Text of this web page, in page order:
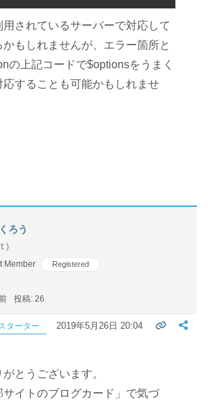
されているサーバーで対応して
かもしれませんが、エラー箇所と
の上記コードで$optionsをうまく
することも可能かもしれませ
ろう
t)
Member
Registered
投稿: 26
ターター 2019年5月26日 20:04
とうございます。
サイトのブログカード」で気づ